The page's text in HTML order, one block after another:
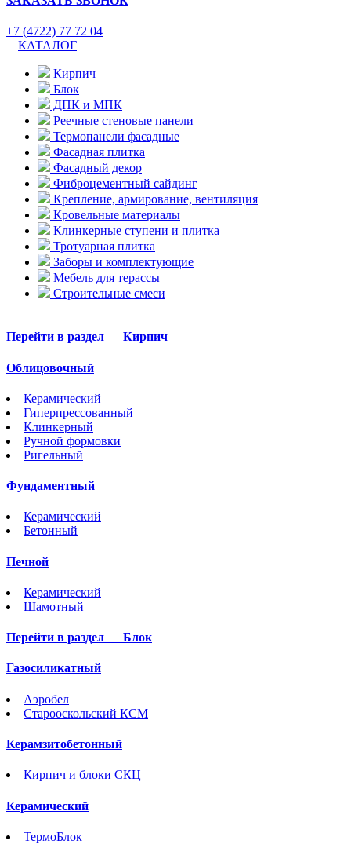
+7 (4722) 77 72 04
КАТАЛОГ
Кирпич
Блок
ДПК и МПК
Реечные стеновые панели
Термопанели фасадные
Фасадная плитка
Фасадный декор
Фиброцементный сайдинг
Крепление, армирование, вентиляция
Кровельные материалы
Клинкерные ступени и плитка
Тротуарная плитка
Заборы и комплектующие
Мебель для терассы
Строительные смеси
Перейти в раздел Кирпич
Облицовочный
Керамический
Гиперпрессованный
Клинкерный
Ручной формовки
Ригельный
Фундаментный
Керамический
Бетонный
Печной
Керамический
Шамотный
Перейти в раздел Блок
Газосиликатный
Аэробел
Старооскольский КСМ
Керамзитобетонный
Кирпич и блоки СКЦ
Керамический
ТермоБлок